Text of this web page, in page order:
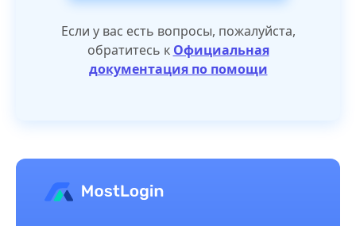
Если у вас есть вопросы, пожалуйста,
обратитесь к Официальная
документация по помощи